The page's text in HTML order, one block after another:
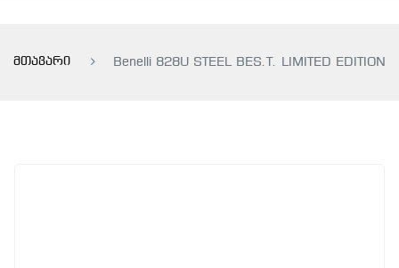
მთავარი Benelli 828U STEEL BE­S.T. LIMITED EDITION